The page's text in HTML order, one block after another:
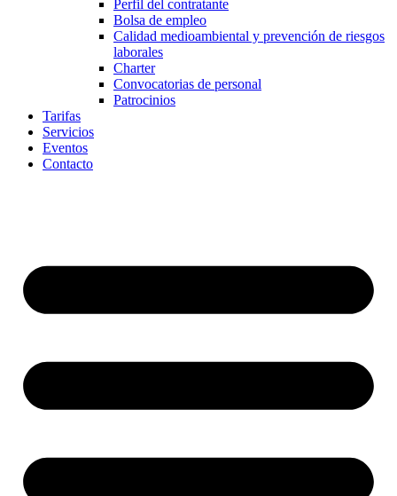
Perfil del contratante
Bolsa de empleo
Calidad medioambiental y prevención de riesgos
laborales
Charter
Convocatorias de personal
Patrocinios
Tarifas
Servicios
Eventos
Contacto